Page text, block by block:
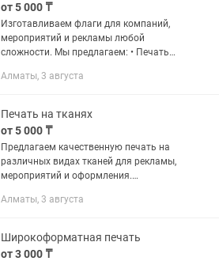
от 5 000 ₸
Изготавливаем флаги для компаний,
мероприятий и рекламы любой
сложности. Мы предлагаем: • Печать
индивидуальным дизайном • Уличные
Алматы, 3 августа
Печать на тканях
от 5 000 ₸
Предлагаем качественную печать на
различных видах тканей для рекламы,
мероприятий и оформления.
фотозоны • Флаги и рекламные
Алматы, 3 августа
Широкоформатная печать
от 3 000 ₸